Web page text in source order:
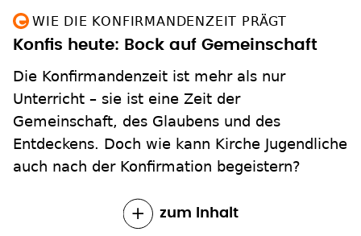
WIE DIE KONFIRMANDENZEIT PRÄGT
Konfis heute: Bock auf Gemeinschaft
Die Konfirmandenzeit ist mehr als nur
Unterricht – sie ist eine Zeit der
Gemeinschaft, des Glaubens und des
Entdeckens. Doch wie kann Kirche Jugendliche
auch nach der Konfirmation begeistern?
zum Inhalt